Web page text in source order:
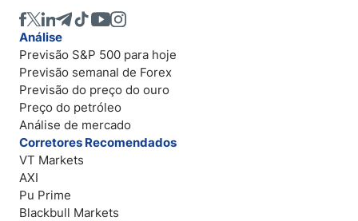
Análise
Previsão S&P 500 para hoje
Previsão semanal de Forex
Previsão do preço do ouro
Preço do petróleo
Análise de mercado
Corretores Recomendados
VT Markets
AXI
Pu Prime
Blackbull Markets